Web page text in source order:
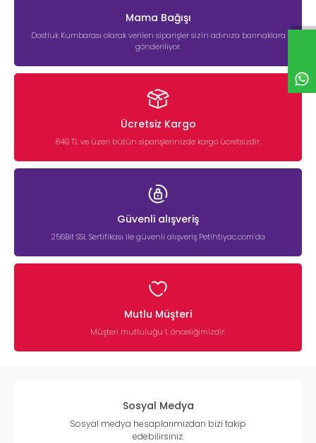
Mama Bağışı
Dostluk Kumbarası olarak verilen siparişler sizin adınıza barınaklara
gönderiliyor.
Ücretsiz Kargo
849 TL ve üzeri bütün siparişlerinizde kargo ücretsizdir.
Güvenli alışveriş
256Bit SSL Sertifikası ile güvenli alışveriş Petihtiyac.com’da
Mutlu Müşteri
Müşteri mutluluğu 1. önceliğimizdir.
Sosyal Medya
Sosyal medya hesaplarımızdan bizi takip
edebilirsiniz.